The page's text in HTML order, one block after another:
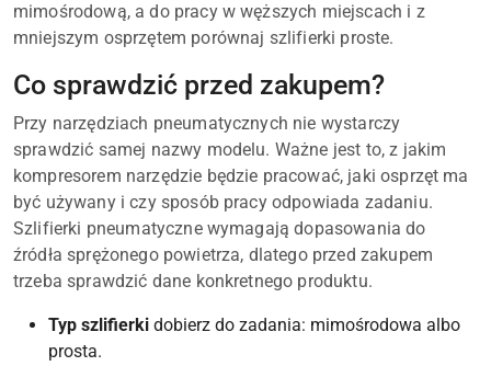
mimośrodową, a do pracy w węższych miejscach i z
mniejszym osprzętem porównaj szlifierki proste.
Co sprawdzić przed zakupem?
Przy narzędziach pneumatycznych nie wystarczy
sprawdzić samej nazwy modelu. Ważne jest to, z jakim
kompresorem narzędzie będzie pracować, jaki osprzęt ma
być używany i czy sposób pracy odpowiada zadaniu.
Szlifierki pneumatyczne wymagają dopasowania do
źródła sprężonego powietrza, dlatego przed zakupem
trzeba sprawdzić dane konkretnego produktu.
Typ szlifierki dobierz do zadania: mimośrodowa albo
prosta.